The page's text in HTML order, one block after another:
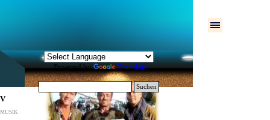
Powered by Translate
Suchen
V
MUSIK